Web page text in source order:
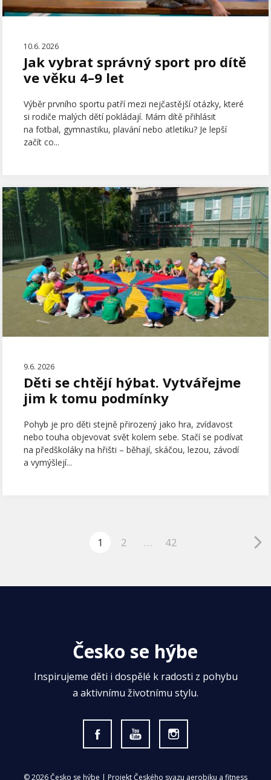
10.6. 2026
Jak vybrat správný sport pro dítě
ve věku 4–9 let
Výběr prvního sportu patří mezi nejčastější otázky, které
si rodiče malých dětí pokládají. Mám dítě přihlásit
na fotbal, gymnastiku, plavání nebo atletiku? Je lepší
začít co...
9.6. 2026
Děti se chtějí hýbat. Vytvářejme
jim k tomu podmínky
Pohyb je pro děti stejně přirozený jako hra, zvídavost
nebo touha objevovat svět kolem sebe. Stačí se podívat
na předškoláky na hřišti – běhají, skáčou, lezou, závodí
a vymýšlejí...
1 2 … 42
Česko se hýbe
Inspirujeme děti i dospělé k radosti z pohybu
a aktivnímu životnímu stylu.
© 2026 Česko se hýbe | Projekt Českého svazu aerobiku a fitness